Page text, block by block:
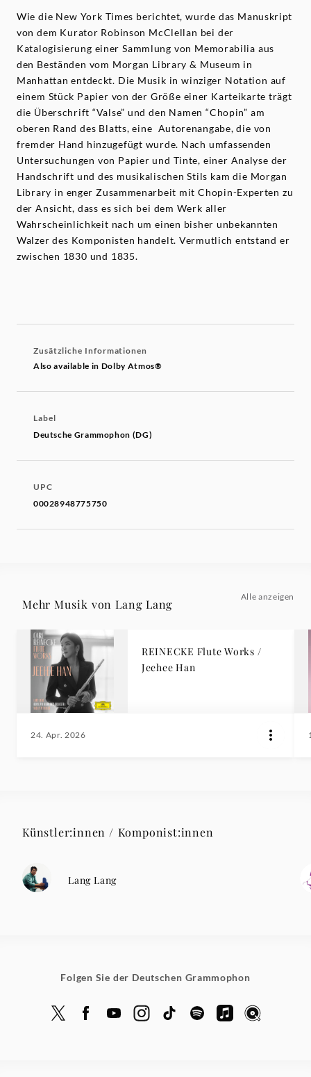
Wie die New York Times berichtet, wurde das Manuskript
von dem Kurator Robinson McClellan bei der
Katalogisierung einer Sammlung von Memorabilia aus
den Beständen vom Morgan Library & Museum in
Manhattan entdeckt. Die Musik in winziger Notation auf
einem Stück Papier von der Größe einer Karteikarte trägt
die Überschrift “Valse” und den Namen “Chopin” am
oberen Rand des Blatts, eine Autorenangabe, die von
fremder Hand hinzugefügt wurde. Nach umfassenden
Untersuchungen von Papier und Tinte, einer Analyse der
Handschrift und des musikalischen Stils kam die Morgan
Library in enger Zusammenarbeit mit Chopin-Experten zu
der Ansicht, dass es sich bei dem Werk aller
Wahrscheinlichkeit nach um einen bisher unbekannten
Walzer des Komponisten handelt. Vermutlich entstand er
zwischen 1830 und 1835.
Zusätzliche Informationen
Also available in Dolby Atmos®
Label
Deutsche Grammophon (DG)
UPC
00028948775750
Mehr Musik von Lang Lang
Alle anzeigen
REINECKE Flute Works /
Jeehee Han
24. Apr. 2026
Künstler:innen / Komponist:innen
Lang Lang
Folgen Sie der Deutschen Grammophon